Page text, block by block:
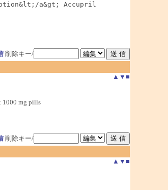
a&gt; Accupril
削除キー/
▲ ▼ ■
mg pills
削除キー/
▲ ▼ ■